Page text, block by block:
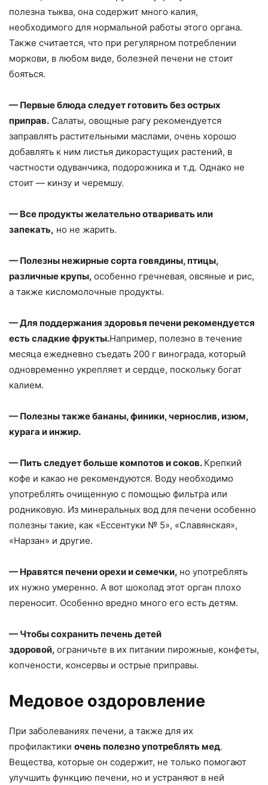
полезна тыква, она содержит много калия,
необходимого для нормальной работы этого органа.
Также считается, что при регулярном потреблении
моркови, в любом виде, болезней печени не стоит
бояться.
— Первые блюда следует готовить без острых
приправ. Салаты, овощные рагу рекомендуется
заправлять растительными маслами, очень хорошо
добавлять к ним листья дикорастущих растений, в
частности одуванчика, подорожника и т.д. Однако не
стоит — кинзу и черемшу.
— Все продукты желательно отваривать или
запекать, но не жарить.
— Полезны нежирные сорта говядины, птицы,
различные крупы, особенно гречневая, овсяные и рис,
а также кисломолочные продукты.
— Для поддержания здоровья печени рекомендуется
есть сладкие фрукты.Например, полезно в течение
месяца ежедневно съедать 200 г винограда, который
одновременно укрепляет и сердце, поскольку богат
калием.
— Полезны также бананы, финики, чернослив, изюм,
курага и инжир.
— Пить следует больше компотов и соков. Крепкий
кофе и какао не рекомендуются. Воду необходимо
употреблять очищенную с помощью фильтра или
родниковую. Из минеральных вод для печени особенно
полезны такие, как «Ессентуки № 5», «Славянская»,
«Нарзан» и другие.
— Нравятся печени орехи и семечки, но употреблять
их нужно умеренно. А вот шоколад этот орган плохо
переносит. Особенно вредно много его есть детям.
— Чтобы сохранить печень детей
здоровой, ограничьте в их питании пирожные, конфеты,
копчености, консервы и острые приправы.
Медовое оздоровление
При заболеваниях печени, а также для их
профилактики очень полезно употреблять мед.
Вещества, которые он содержит, не только помогают
улучшить функцию печени, но и устраняют в ней